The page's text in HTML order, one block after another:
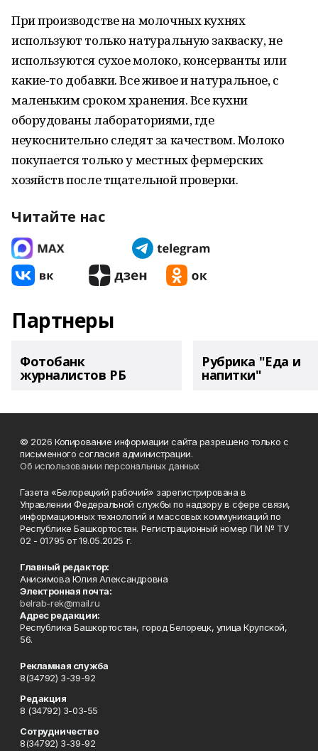
При производстве на молочных кухнях
используют только натуральную закваску, не
используются сухое молоко, консерванты или
какие-то добавки. Все живое и натуральное, с
маленьким сроком хранения. Все кухни
оборудованы лабораториями, где
неукоснительно следят за качеством. Молоко
покупается только у местных фермерских
хозяйств после тщательной проверки.
Читайте нас
Партнеры
Фотобанк
журналистов РБ
Рубрика "Еда и
напитки"
© 2026 Копирование информации сайта разрешено только с
письменного согласия администрации.
Об использовании персональных данных
Газета «Белорецкий рабочий» зарегистрирована в
Управлении Федеральной службы по надзору в сфере связи,
информационных технологий и массовых коммуникаций по
Республике Башкортостан. Регистрационный номер ПИ № ТУ
02 - 01795 от 19.05.2025 г.
Главный редактор:
Анисимова Юлия Александровна
Электронная почта:
belrab-rek@mail.ru
Адрес редакции:
Республика Башкортостан, город Белорецк, улица Крупской,
56.
Рекламная служба
8(34792) 3-39-92
Редакция
8 (34792) 3-03-55
Сотрудничество
8(34792) 3-39-92